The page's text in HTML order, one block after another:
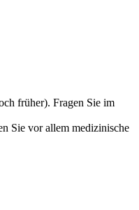
früher). Fragen Sie im
Sie vor allem medizinische